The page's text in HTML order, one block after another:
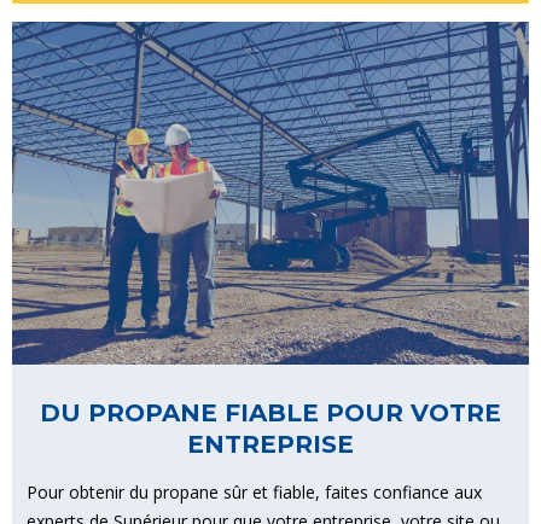
DU PROPANE FIABLE POUR VOTRE
ENTREPRISE
Pour obtenir du propane sûr et fiable, faites confiance aux